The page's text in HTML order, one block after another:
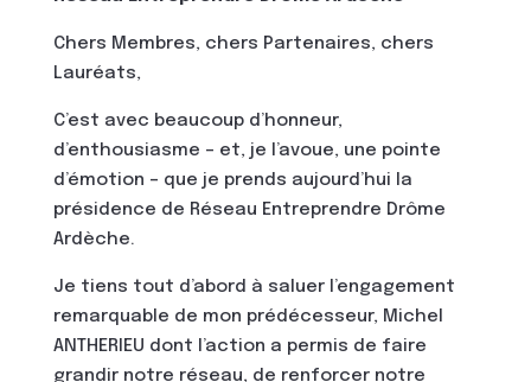
Chers Membres, chers Partenaires, chers
Lauréats,
C’est avec beaucoup d’honneur,
d’enthousiasme – et, je l’avoue, une pointe
d’émotion – que je prends aujourd’hui la
présidence de Réseau Entreprendre Drôme
Ardèche.
Je tiens tout d’abord à saluer l’engagement
remarquable de mon prédécesseur, Michel
ANTHERIEU dont l’action a permis de faire
grandir notre réseau, de renforcer notre